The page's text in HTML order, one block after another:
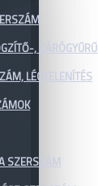
,
LÉGTELENÍTÉS
SZERSZÁM